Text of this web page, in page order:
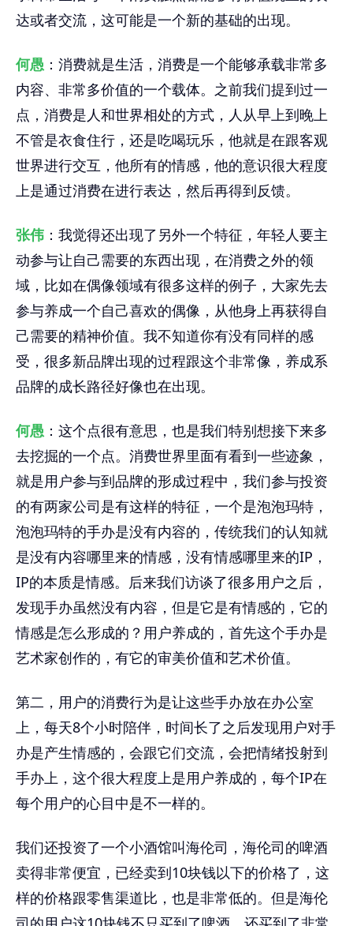
达或者交流，这可能是一个新的基础的出现。
何愚 ：消费就是生活，消费是一个能够承载非常多
内容、非常多价值的一个载体。之前我们提到过一
点，消费是人和世界相处的方式，人从早上到晚上
不管是衣食住行，还是吃喝玩乐，他就是在跟客观
世界进行交互，他所有的情感，他的意识很大程度
上是通过消费在进行表达，然后再得到反馈。
张伟 ：我觉得还出现了另外一个特征，年轻人要主
动参与让自己需要的东西出现，在消费之外的领
域，比如在偶像领域有很多这样的例子，大家先去
参与养成一个自己喜欢的偶像，从他身上再获得自
己需要的精神价值。我不知道你有没有同样的感
受，很多新品牌出现的过程跟这个非常像，养成系
品牌的成长路径好像也在出现。
何愚 ：这个点很有意思，也是我们特别想接下来多
去挖掘的一个点。消费世界里面有看到一些迹象，
就是用户参与到品牌的形成过程中，我们参与投资
的有两家公司是有这样的特征，一个是泡泡玛特，
泡泡玛特的手办是没有内容的，传统我们的认知就
是没有内容哪里来的情感，没有情感哪里来的IP，
IP的本质是情感。后来我们访谈了很多用户之后，
发现手办虽然没有内容，但是它是有情感的，它的
情感是怎么形成的？用户养成的，首先这个手办是
艺术家创作的，有它的审美价值和艺术价值。
第二，用户的消费行为是让这些手办放在办公室
上，每天8个小时陪伴，时间长了之后发现用户对手
办是产生情感的，会跟它们交流，会把情绪投射到
手办上，这个很大程度上是用户养成的，每个IP在
每个用户的心目中是不一样的。
我们还投资了一个小酒馆叫海伦司，海伦司的啤酒
卖得非常便宜，已经卖到10块钱以下的价格了，这
样的价格跟零售渠道比，也是非常低的。但是海伦